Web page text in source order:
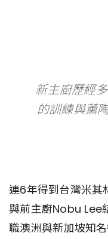
新主廚歷經
的訓練與薰
連6年得到台灣米其
與前主廚Nobu Lee
職澳洲與新加坡知